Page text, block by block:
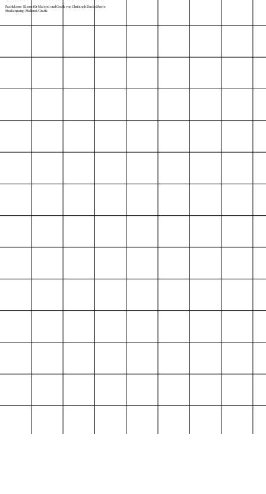
Fachklasse: Klasse für Malerei und Grafik von Christoph Ruckhäberle
Studiengang: Malerei/Grafik